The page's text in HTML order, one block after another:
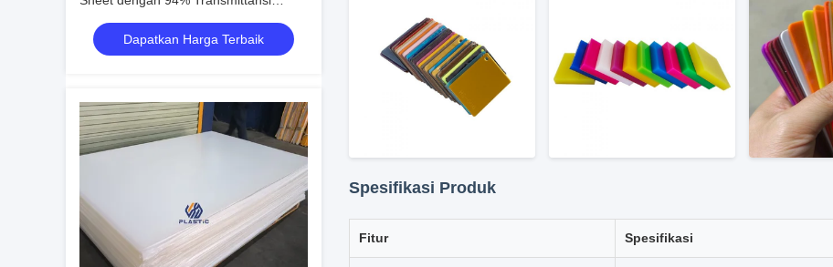
Cahaya dan Permukaan Tahan
GoresanDapatkan Harga Terbaik
Spesifikasi Produk
Fitur Spesifikasi